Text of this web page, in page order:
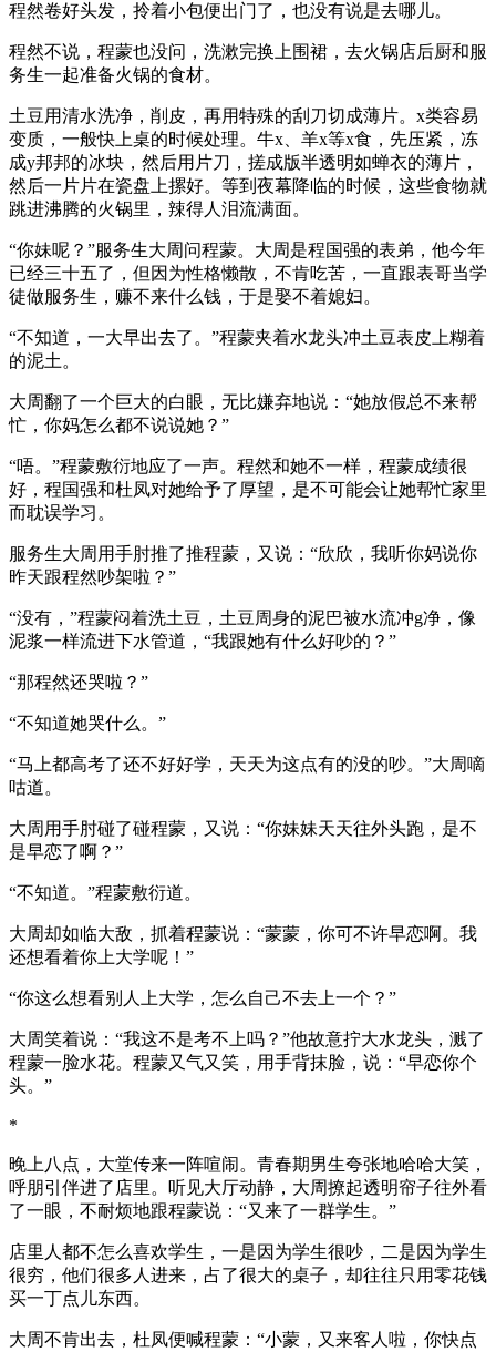
程然卷好头发，拎着小包便出门了，也没有说是去哪儿。
程然不说，程蒙也没问，洗漱完换上围裙，去火锅店后厨和服
务生一起准备火锅的食材。
土豆用清水洗净，削皮，再用特殊的刮刀切成薄片。x类容易
变质，一般快上桌的时候处理。牛x、羊x等x食，先压紧，冻
成y邦邦的冰块，然后用片刀，搓成版半透明如蝉衣的薄片，
然后一片片在瓷盘上摞好。等到夜幕降临的时候，这些食物就
跳进沸腾的火锅里，辣得人泪流满面。
“你妹呢？”服务生大周问程蒙。大周是程国强的表弟，他今年
已经三十五了，但因为性格懒散，不肯吃苦，一直跟表哥当学
徒做服务生，赚不来什么钱，于是娶不着媳妇。
“不知道，一大早出去了。”程蒙夹着水龙头冲土豆表皮上糊着
的泥土。
大周翻了一个巨大的白眼，无比嫌弃地说：“她放假总不来帮
忙，你妈怎么都不说说她？”
“唔。”程蒙敷衍地应了一声。程然和她不一样，程蒙成绩很
好，程国强和杜凤对她给予了厚望，是不可能会让她帮忙家里
而耽误学习。
服务生大周用手肘推了推程蒙，又说：“欣欣，我听你妈说你
昨天跟程然吵架啦？”
“没有，”程蒙闷着洗土豆，土豆周身的泥巴被水流冲g净，像
泥浆一样流进下水管道，“我跟她有什么好吵的？”
“那程然还哭啦？”
“不知道她哭什么。”
“马上都高考了还不好好学，天天为这点有的没的吵。”大周嘀
咕道。
大周用手肘碰了碰程蒙，又说：“你妹妹天天往外头跑，是不
是早恋了啊？”
“不知道。”程蒙敷衍道。
大周却如临大敌，抓着程蒙说：“蒙蒙，你可不许早恋啊。我
还想看着你上大学呢！”
“你这么想看别人上大学，怎么自己不去上一个？”
大周笑着说：“我这不是考不上吗？”他故意拧大水龙头，溅了
程蒙一脸水花。程蒙又气又笑，用手背抹脸，说：“早恋你个
头。”
*
晚上八点，大堂传来一阵喧闹。青春期男生夸张地哈哈大笑，
呼朋引伴进了店里。听见大厅动静，大周撩起透明帘子往外看
了一眼，不耐烦地跟程蒙说：“又来了一群学生。”
店里人都不怎么喜欢学生，一是因为学生很吵，二是因为学生
很穷，他们很多人进来，占了很大的桌子，却往往只用零花钱
买一丁点儿东西。
大周不肯出去，杜凤便喊程蒙：“小蒙，又来客人啦，你快点